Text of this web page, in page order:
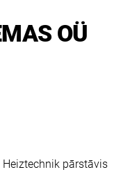
OÜ
Heiztechnik pārstāvis